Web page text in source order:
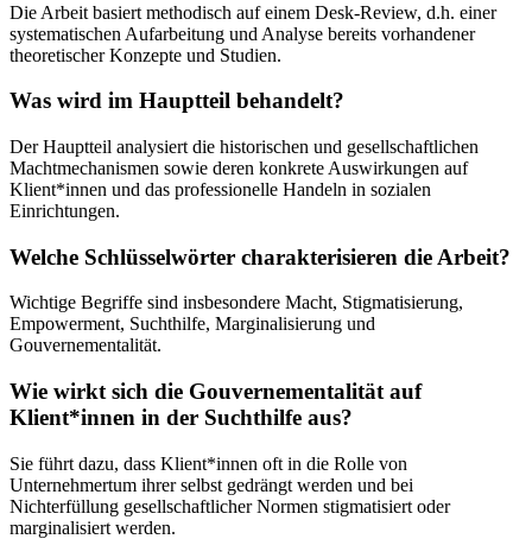
Die Arbeit basiert methodisch auf einem Desk-Review, d.h. einer
systematischen Aufarbeitung und Analyse bereits vorhandener
theoretischer Konzepte und Studien.
Was wird im Hauptteil behandelt?
Der Hauptteil analysiert die historischen und gesellschaftlichen
Machtmechanismen sowie deren konkrete Auswirkungen auf
Klient*innen und das professionelle Handeln in sozialen
Einrichtungen.
Welche Schlüsselwörter charakterisieren die Arbeit?
Wichtige Begriffe sind insbesondere Macht, Stigmatisierung,
Empowerment, Suchthilfe, Marginalisierung und
Gouvernementalität.
Wie wirkt sich die Gouvernementalität auf
Klient*innen in der Suchthilfe aus?
Sie führt dazu, dass Klient*innen oft in die Rolle von
Unternehmertum ihrer selbst gedrängt werden und bei
Nichterfüllung gesellschaftlicher Normen stigmatisiert oder
marginalisiert werden.